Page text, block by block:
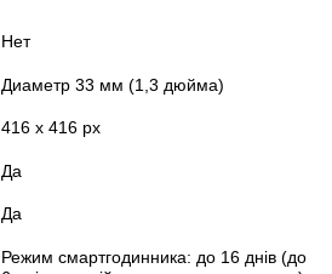
Нет
Диаметр 33 мм (1,3 дюйма)
416 x 416 px
Да
Да
Режим смартгодинника: до 16 днів (до